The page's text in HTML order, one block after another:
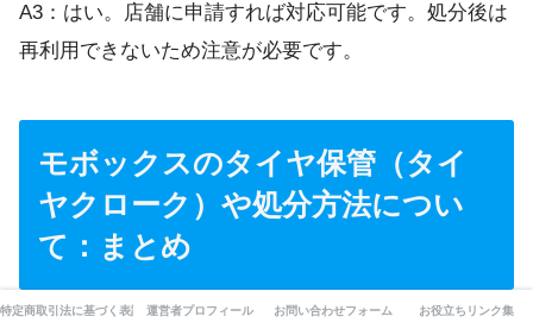
A3：はい。店舗に申請すれば対応可能です。処分後は
再利用できないため注意が必要です。
モボックスのタイヤ保管（タイ
ヤクローク）や処分方法につい
て：まとめ
特定商取引法に基づく表記 運営者プロフィール お問い合わせフォーム お役立ちリンク集